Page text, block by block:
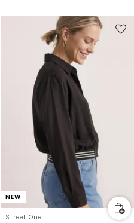
NEW
Street One